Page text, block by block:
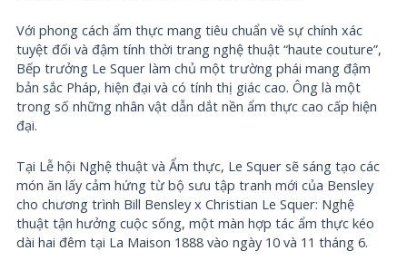
Với phong cách ẩm thực mang tiêu chuẩn về sự chính xác
tuyệt đối và đậm tính thời trang nghệ thuật “haute couture”,
Bếp trưởng Le Squer làm chủ một trường phái mang đậm
bản sắc Pháp, hiện đại và có tính thị giác cao. Ông là một
trong số những nhân vật dẫn dắt nền ẩm thực cao cấp hiện
đại.
Tại Lễ hội Nghệ thuật và Ẩm thực, Le Squer sẽ sáng tạo các
món ăn lấy cảm hứng từ bộ sưu tập tranh mới của Bensley
cho chương trình Bill Bensley x Christian Le Squer: Nghệ
thuật tận hưởng cuộc sống, một màn hợp tác ẩm thực kéo
dài hai đêm tại La Maison 1888 vào ngày 10 và 11 tháng 6.